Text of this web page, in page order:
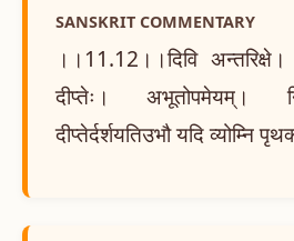
SANSKRIT COMMENTARY
।।11.12।।दिवि अन्तरिक्षे।
दीप्तेः। अभूतोपमेयम्।
दीप्तेर्दर्शयतिउभौ यदि व्योम्नि